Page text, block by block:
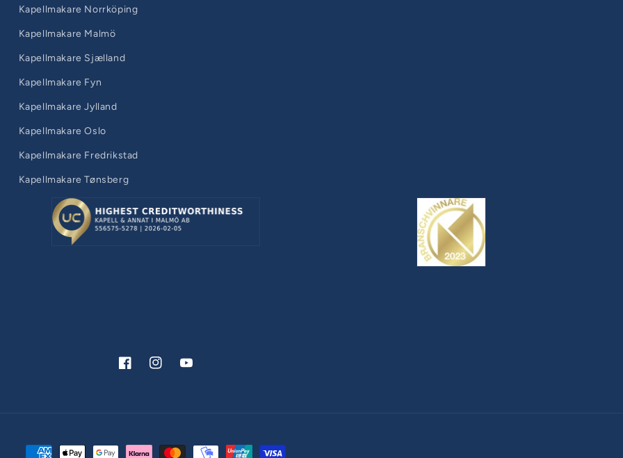
Kapellmakare Norrköping
Kapellmakare Malmö
Kapellmakare Sjælland
Kapellmakare Fyn
Kapellmakare Jylland
Kapellmakare Oslo
Kapellmakare Fredrikstad
Kapellmakare Tønsberg
FacebookInstagramYouTube
Betalningsmetoder